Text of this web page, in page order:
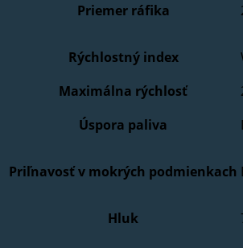
Priemer ráfika
Rýchlostný index
Maximálna rýchlosť
Úspora paliva
Priľnavosť v mokrých podmienkach
Hluk